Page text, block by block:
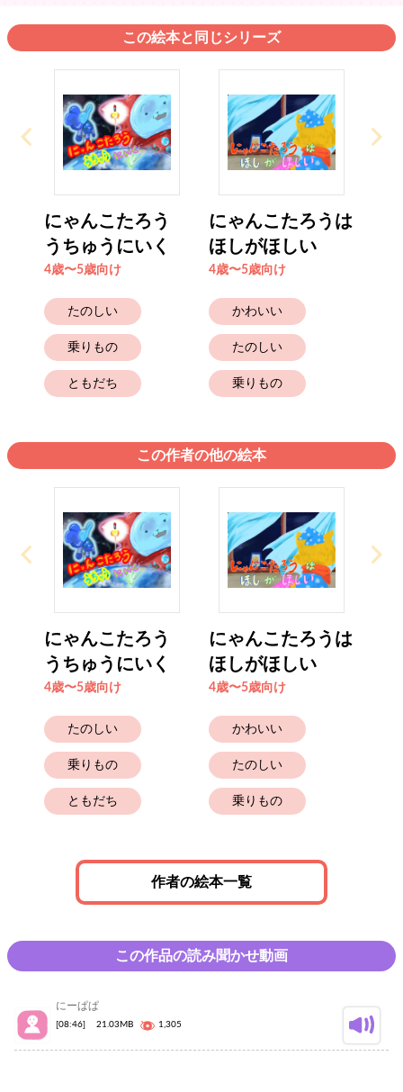
この絵本と同じシリーズ
にゃんこたろう
うちゅうにいく
4歳〜5歳向け
たのしい
乗りもの
ともだち
にゃんこたろうは
ほしがほしい
4歳〜5歳向け
かわいい
たのしい
乗りもの
この作者の他の絵本
にゃんこたろう
うちゅうにいく
4歳〜5歳向け
たのしい
乗りもの
ともだち
にゃんこたろうは
ほしがほしい
4歳〜5歳向け
かわいい
たのしい
乗りもの
作者の絵本一覧
この作品の読み聞かせ動画
にーぱぱ
[08:46] 21.03MB 1,305